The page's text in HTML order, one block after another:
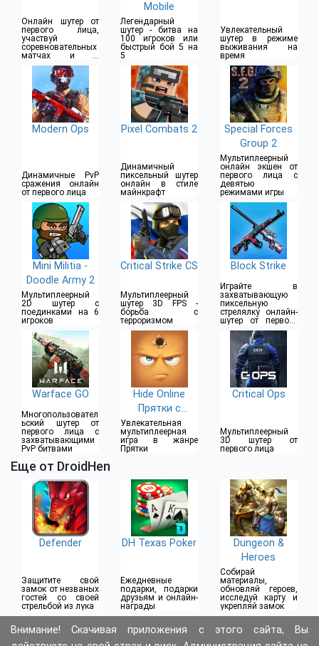
Онлайн шутер от
первого лица,
участвуй
соревновательных
матчах и в
командных боях
Mobile
Легендарный
шутер - битва на
100 игроков или
быстрый бой 5 на
5
Увлекательный
шутер в режиме
выживания на
время
Modern Ops
Динамичные PvP
сражения онлайн
от первого лица
Pixel Combats 2
Динамичный
пиксельный шутер
онлайн в стиле
майнкрафт
Special Forces
Group 2
Мультиплеерный
онлайн экшен от
первого лица с
девятью
режимами игры
Mini Militia -
Doodle Army 2
Мультиплеерный
2D шутер с
поединками на 6
игроков
Critical Strike CS
Мультиплеерный
шутер 3D FPS -
борьба с
терроризмом
Block Strike
Играйте в
захватывающую
пиксельную
стрелялку онлайн-
шутер от первого
лица
Warface GO
Многопользовател
ьский шутер от
первого лица с
захватывающими
PvP битвами
Hide Online
Прятки с
Друзьями
Увлекательная
мультиплеерная
игра в жанре
Прятки
Critical Ops
Мультиплеерный
3D шутер от
первого лица
Еще от DroidHen
Defender
Защитите свой
замок от незваных
гостей со своей
стрельбой из лука
DH Texas Poker
Ежедневные
подарки, подарки
друзьям и онлайн-
награды
Dungeon &
Heroes
Cобирай
материалы,
обновляй героев,
исследуй карту и
укрепляй замок
Внимание! Скачивая приложения с этого сайта, Вы